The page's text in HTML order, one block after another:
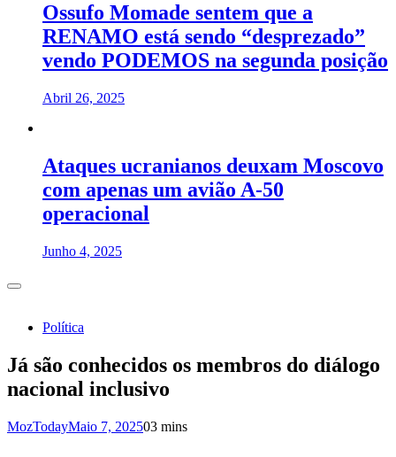
Ossufo Momade sentem que a
RENAMO está sendo “desprezado”
vendo PODEMOS na segunda posição
Abril 26, 2025
Ataques ucranianos deuxam Moscovo
com apenas um avião A-50
operacional
Junho 4, 2025
Política
Já são conhecidos os membros do diálogo
nacional inclusivo
MozTodayMaio 7, 202503 mins